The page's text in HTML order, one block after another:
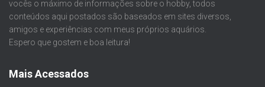
vocês o máximo de informações sobre o hobby, todos
conteúdos aqui postados são baseados em sites diversos,
amigos e experiências com meus próprios aquários.
Espero que gostem e boa leitura!
Mais Acessados